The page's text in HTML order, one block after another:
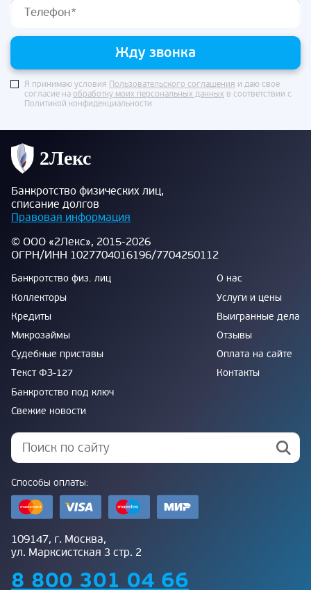
Жду звонка
Я принимаю условия Пользовательского соглашения и даю свое
согласие на обработку моих персональных данных в соответствии с
Политикой конфиденциальности
Банкротство физических лиц,
списание долгов
Правовая информация
© ООО «2Лекс», 2015-2026
ОГРН/ИНН 1027704016196/7704250112
Банкротство физ. лиц
Коллекторы
Кредиты
Микрозаймы
Судебные приставы
Текст ФЗ-127
Банкротство под ключ
Свежие новости
О нас
Услуги и цены
Выигранные дела
Отзывы
Оплата на сайте
Контакты
Способы оплаты:
109147, г. Москва,
ул. Марксистская 3 стр. 2
8 800 301 04 66